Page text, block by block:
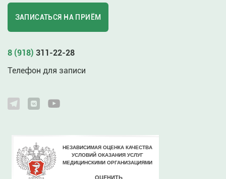
ЗАПИСАТЬСЯ НА ПРИЁМ
8 (918) 311-22-28
Телефон для записи